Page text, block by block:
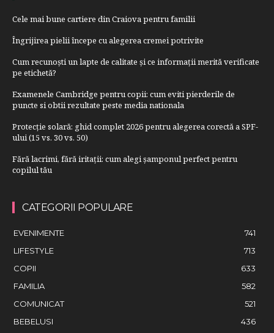
Cele mai bune cartiere din Craiova pentru familii
Îngrijirea pielii începe cu alegerea cremei potrivite
Cum recunoști un lapte de calitate și ce informații merită verificate
pe etichetă?
Examenele Cambridge pentru copii: cum eviti pierderile de
puncte si obtii rezultate peste media nationala
Protecție solară: ghid complet 2026 pentru alegerea corectă a SPF-
ului (15 vs. 30 vs. 50)
Fără lacrimi, fără iritații: cum alegi șamponul perfect pentru
copilul tău
CATEGORII POPULARE
EVENIMENTE
741
LIFESTYLE
713
COPII
633
FAMILIA
582
COMUNICAT
521
BEBELUSI
436